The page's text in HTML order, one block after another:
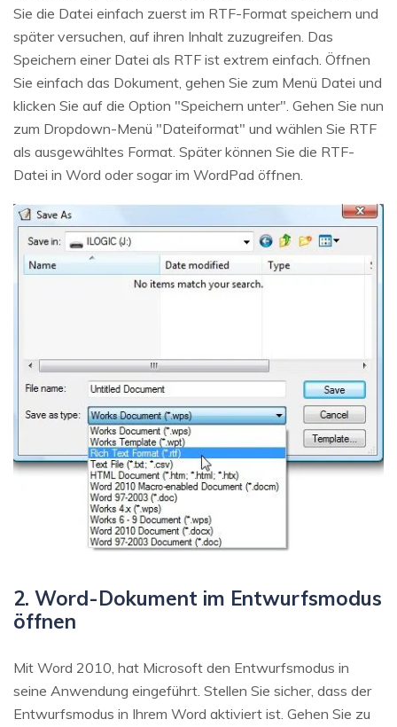
Sie die Datei einfach zuerst im RTF-Format speichern und
später versuchen, auf ihren Inhalt zuzugreifen. Das
Speichern einer Datei als RTF ist extrem einfach. Öffnen
Sie einfach das Dokument, gehen Sie zum Menü Datei und
klicken Sie auf die Option "Speichern unter". Gehen Sie nun
zum Dropdown-Menü "Dateiformat" und wählen Sie RTF
als ausgewähltes Format. Später können Sie die RTF-
Datei in Word oder sogar im WordPad öffnen.
2. Word-Dokument im Entwurfsmodus
öffnen
Mit Word 2010, hat Microsoft den Entwurfsmodus in
seine Anwendung eingeführt. Stellen Sie sicher, dass der
Entwurfsmodus in Ihrem Word aktiviert ist. Gehen Sie zu